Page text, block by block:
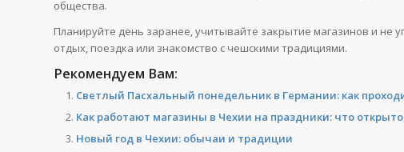
общества.
Планируйте день заранее, учитывайте закрытие магазинов и не
отдых, поездка или знакомство с чешскими традициями.
Рекомендуем Вам:
Светлый Пасхальный понедельник в Германии: как
Как работают магазины в Чехии на праздники: что
Новый год в Чехии: обычаи и традиции